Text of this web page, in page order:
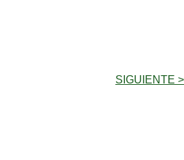
SIGUIENTE >